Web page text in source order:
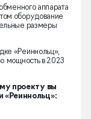
аппарата
оборудование
размеры
«Реиннольц»,
мощность в 2023
проекту вы
«Реиннольц»: